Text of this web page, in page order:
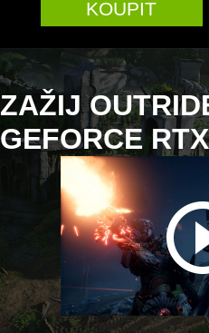
KOUPIT
ZAŽIJ
GEFORCE RTX